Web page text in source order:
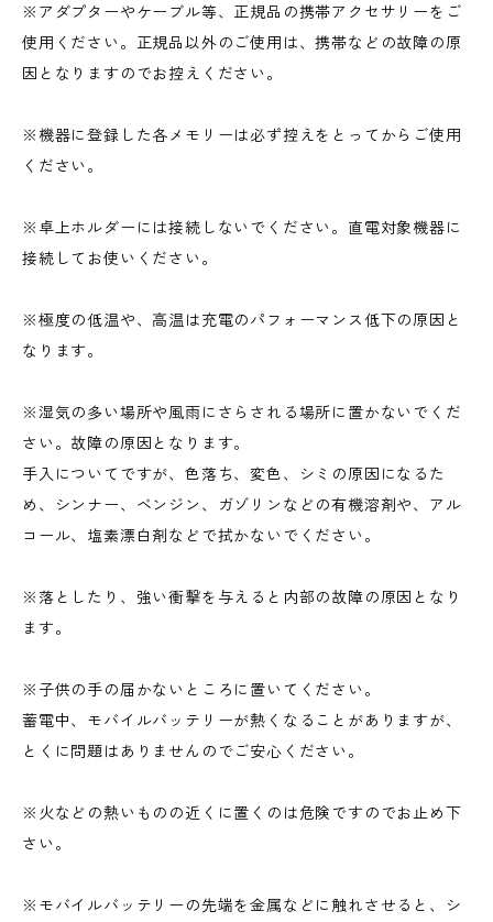
※アダプターやケーブル等、正規品の携帯アクセサリーをご
使用ください。正規品以外のご使用は、携帯などの故障の原
因となりますのでお控えください。
※機器に登録した各メモリーは必ず控えをとってからご使用
ください。
※卓上ホルダーには接続しないでください。直電対象機器に
接続してお使いください。
※極度の低温や、高温は充電のパフォーマンス低下の原因と
なります。
※湿気の多い場所や風雨にさらされる場所に置かないでくだ
さい。故障の原因となります。
手入についてですが、色落ち、変色、シミの原因になるた
め、シンナー、ベンジン、ガゾリンなどの有機溶剤や、アル
コール、塩素漂白剤などで拭かないでください。
※落としたり、強い衝撃を与えると内部の故障の原因となり
ます。
※子供の手の届かないところに置いてください。
蓄電中、モバイルバッテリーが熱くなることがありますが、
とくに問題はありませんのでご安心ください。
※火などの熱いものの近くに置くのは危険ですのでお止め下
さい。
※モバイルバッテリーの先端を金属などに触れさせると、シ